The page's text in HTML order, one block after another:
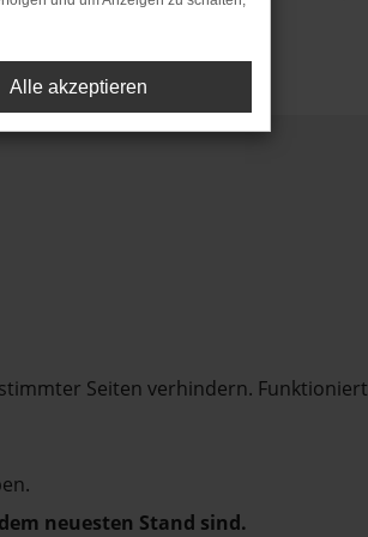
Seiten verhindern.
neuesten Stand sind.
Alle akzeptieren